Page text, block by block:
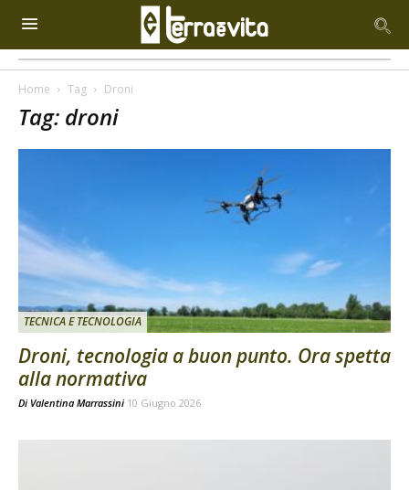
Home Tag Droni
Tag: droni
TECNICA E TECNOLOGIA
Droni, tecnologia a buon punto. Ora spetta
alla normativa
Di Valentina Marrassini 10 Giugno 2026